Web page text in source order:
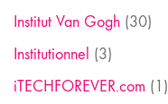
Institut Van Gogh (30)
Institutionnel (3)
iTECHFOREVER.com (1)